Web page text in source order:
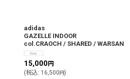
adidas
GAZELLE INDOOR
col.CRAOCH / SHARED / WARSAN
15,000円
(税込: 16,500円)